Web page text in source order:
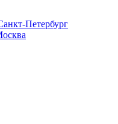
Петербург